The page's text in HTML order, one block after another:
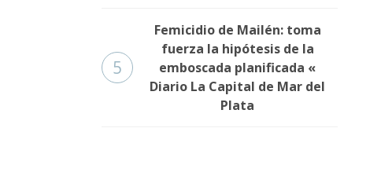
5
Femicidio de Mailén: toma
fuerza la hipótesis de la
emboscada planificada «
Diario La Capital de Mar del
Plata